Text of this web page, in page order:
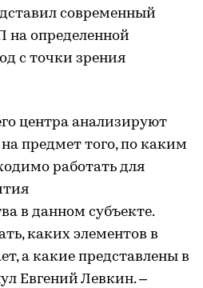
современный
на определенной
с точки зрения
центра анализируют
предмет того, по каким
работать для
в данном субъекте.
каких элементов в
а какие представлены в
Евгений Левкин. –